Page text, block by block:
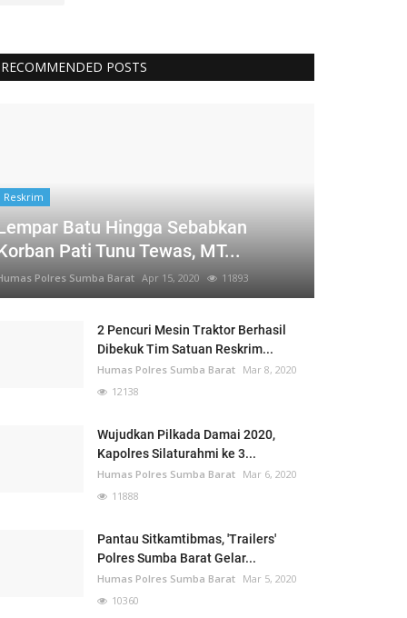
RECOMMENDED POSTS
Reskrim
Batu Hingga Sebabkan
Pati Tunu Tewas, MT...
Polres Sumba Barat Apr 15, 2020 11893
2 Pencuri Mesin Traktor Berhasil
Dibekuk Tim Satuan Reskrim...
Humas Polres Sumba Barat Mar 8, 2020
12138
Wujudkan Pilkada Damai 2020,
Kapolres Silaturahmi ke 3...
Humas Polres Sumba Barat Mar 6, 2020
11888
Pantau Sitkamtibmas, 'Trailers'
Polres Sumba Barat Gelar...
Humas Polres Sumba Barat Mar 5, 2020
10360